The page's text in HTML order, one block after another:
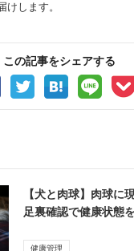
けします。
この記事をシェアする
【犬と肉球】肉球に
足裏確認で健康状態
健康管理